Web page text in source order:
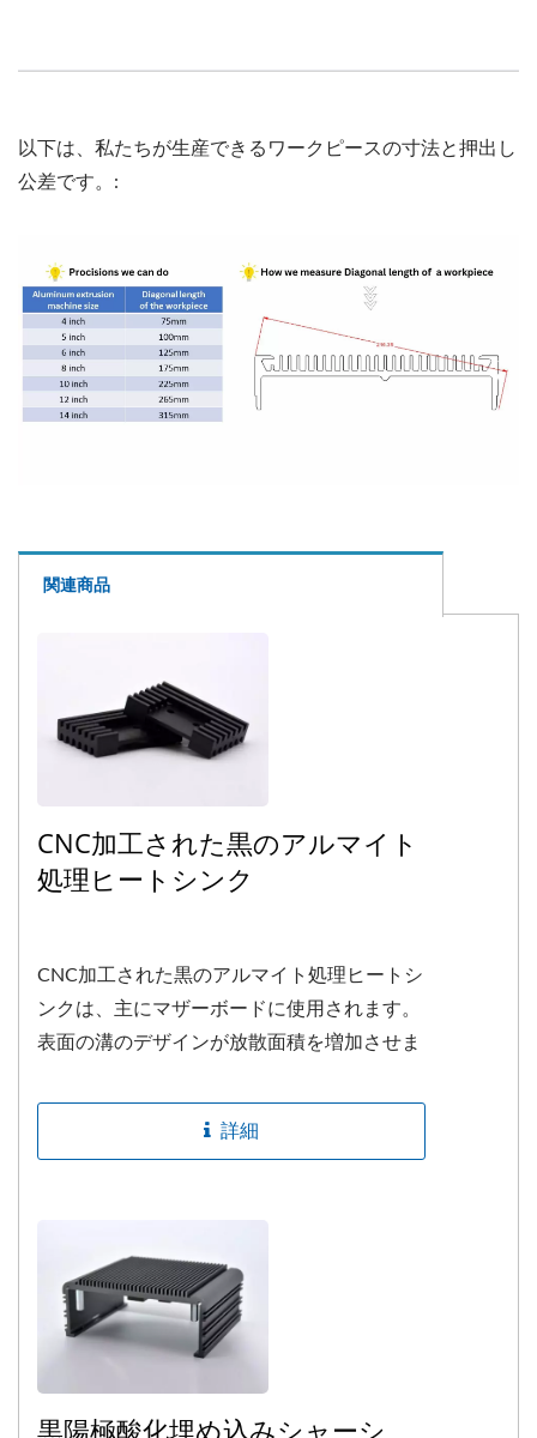
以下は、私たちが生産できるワークピースの寸法と押出し
公差です。:
関連商品
CNC加工された黒のアルマイト
処理ヒートシンク
CNC加工された黒のアルマイト処理ヒートシ
ンクは、主にマザーボードに使用されます。
表面の溝のデザインが放散面積を増加させま
付けています。
詳細
黒陽極酸化埋め込みシャーシ